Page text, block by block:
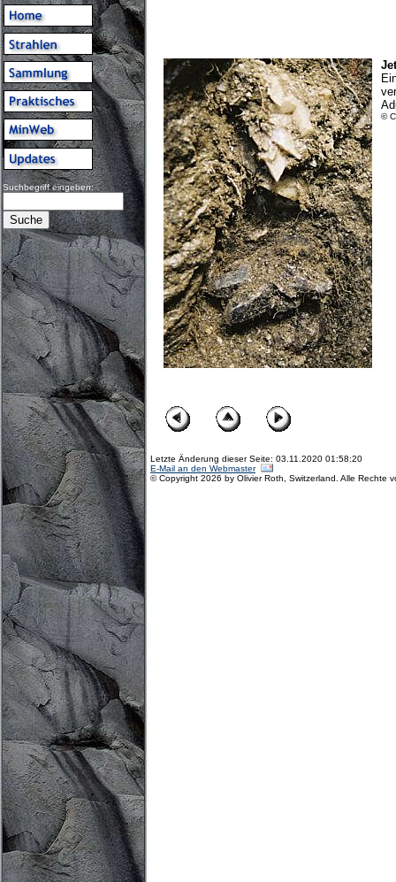
Suchbegriff eingeben:
©
Letzte Änderung dieser Seite: 03.11.2020 01:58:20
E-Mail an den Webmaster
© Copyright 2026 by Olivier Roth, Switzerland. Alle Rechte